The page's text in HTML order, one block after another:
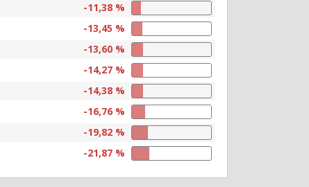
-11,38 %
-13,45 %
-13,60 %
-14,27 %
-14,38 %
-16,76 %
-19,82 %
-21,87 %